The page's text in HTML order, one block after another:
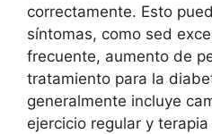
correctamente. Esto
síntomas, como sed
frecuente, aumento de
tratamiento para la
generalmente incluye
ejercicio regular y